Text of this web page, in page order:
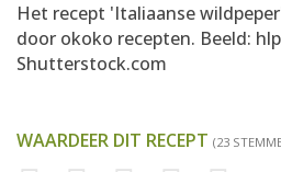
Het recept 'Italiaanse
door okoko recepten. Beeld:
Shutterstock.com
WAARDEER DIT RECEPT (23